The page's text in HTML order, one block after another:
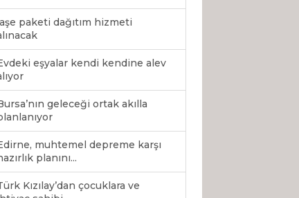
paketi dağıtım hizmeti
eşyalar kendi kendine alev
geleceği ortak akılla
muhtemel depreme karşı
planını...
Kızılay’dan çocuklara ve